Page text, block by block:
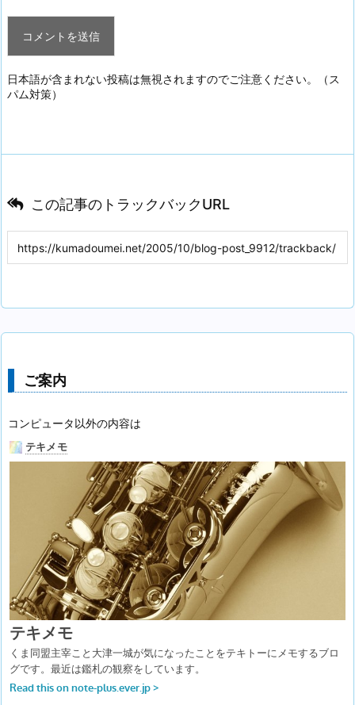
日本語が含まれない投稿は無視されますのでご注意ください。（ス
パム対策）
この記事のトラックバックURL
ご案内
コンピュータ以外の内容は